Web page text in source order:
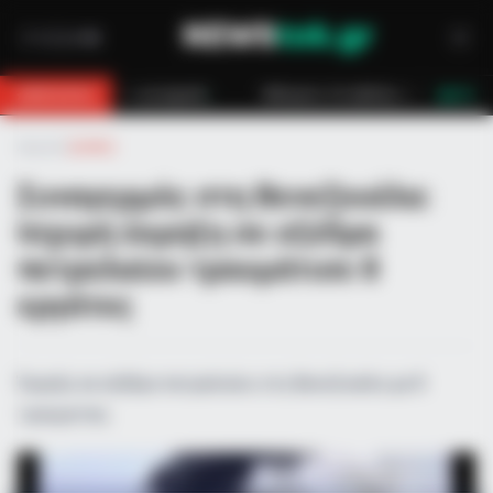
Συναγερμός στη Βενεζουέλα:
Ισχυρή έκρηξη σε εξέδρα
πετρελαίου τραυμάτισε 8
εργάτες